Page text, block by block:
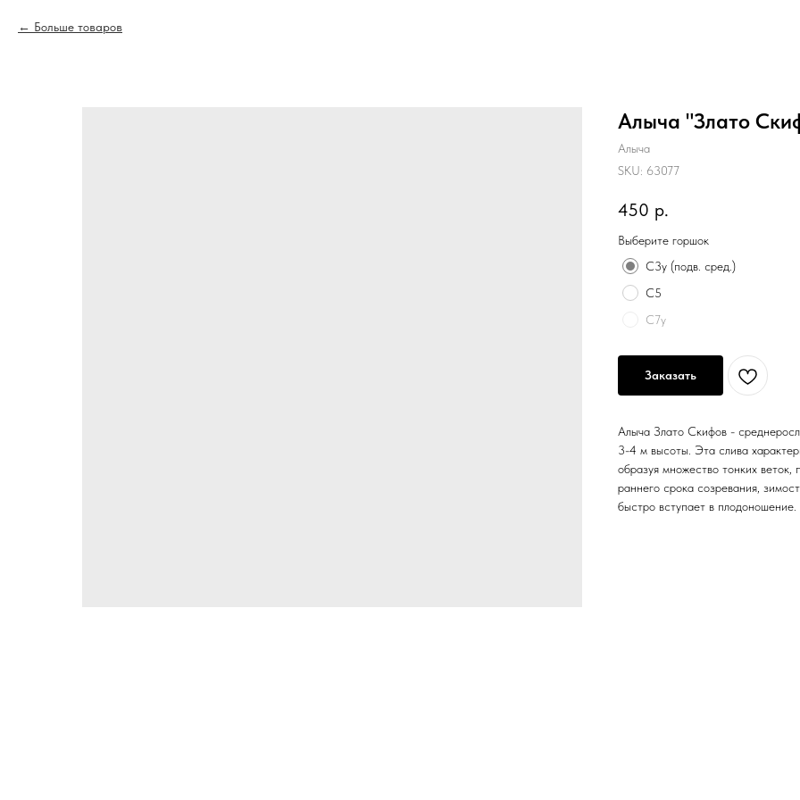
Больше товаров
Алыча "Злато
Алыча
SKU: 63077
450 р.
Выберите горшок
С3у (подв. сред.)
C5
C7у
Заказать
Алыча Злато Скифов -
3-4 м высоты. Эта слива
образуя множество тонких
раннего срока созревания,
быстро вступает в